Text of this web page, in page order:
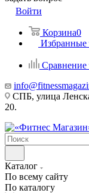
Войти
Корзина0
Избранные
Сравнение
СПБ, улица
20.
Каталог
По всему сайту
По каталогу